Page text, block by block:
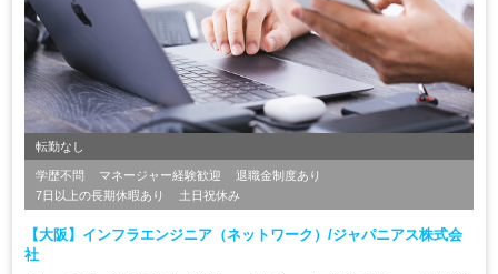
転勤なし
学歴不問 マネージャー経験歓迎
退職金制度あり
7日以上の長期休暇あり
土日祝休み
【大阪】インフラエンジニア（ネットワーク）/ジャパニアス株式会
社